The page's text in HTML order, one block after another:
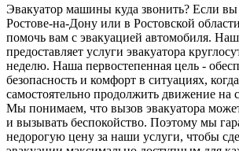
Эвакуатор машины куда звонить? Если вы
Ростове-на-Дону или в Ростовской
помочь вам с эвакуацией автомобиля.
предоставляет услуги эвакуатора
неделю. Наша первостепенная цель -
безопасность и комфорт в ситуациях,
самостоятельно продолжить движение на
Мы понимаем, что вызов эвакуатора
и вызывать беспокойство. Поэтому мы
недорогую цену за наши услуги, чтобы